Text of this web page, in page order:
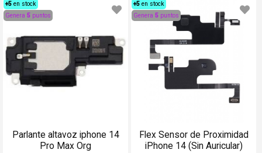
+5 en stock
Genera 5 puntos
Parlante altavoz iphone 14
Pro Max Org
+5 en stock
Genera 5 puntos
Flex Sensor de Proximidad
iPhone 14 (Sin Auricular)